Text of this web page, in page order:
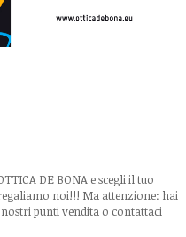
DE BONA e scegli il tuo
noi!!! Ma attenzione: hai
punti vendita o contattaci